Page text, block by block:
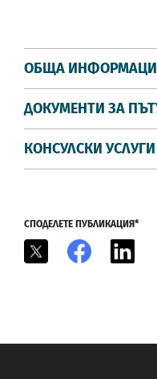
ОБЩА
ДОКУМЕНТИ ЗА
КОНСУЛСКИ УСЛУГИ
СПОДЕЛЕТЕ ПУБЛИКАЦИЯ*
Facebook